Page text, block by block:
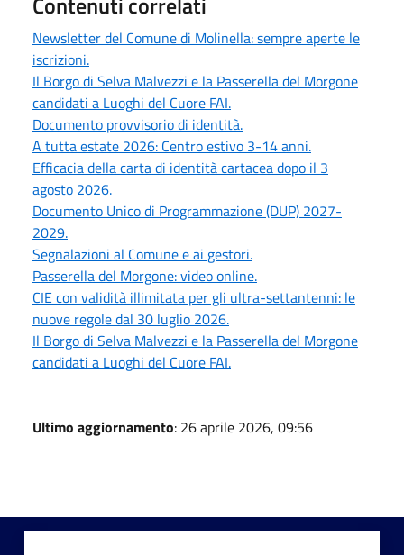
Newsletter del Comune di Molinella: sempre aperte le
iscrizioni.
Il Borgo di Selva Malvezzi e la Passerella del Morgone
candidati a Luoghi del Cuore FAI.
Documento provvisorio di identità.
A tutta estate 2026: Centro estivo 3-14 anni.
Efficacia della carta di identità cartacea dopo il 3
agosto 2026.
Documento Unico di Programmazione (DUP) 2027-
2029.
Segnalazioni al Comune e ai gestori.
Passerella del Morgone: video online.
CIE con validità illimitata per gli ultra-settantenni: le
nuove regole dal 30 luglio 2026.
Il Borgo di Selva Malvezzi e la Passerella del Morgone
candidati a Luoghi del Cuore FAI.
Ultimo aggiornamento: 26 aprile 2026, 09:56